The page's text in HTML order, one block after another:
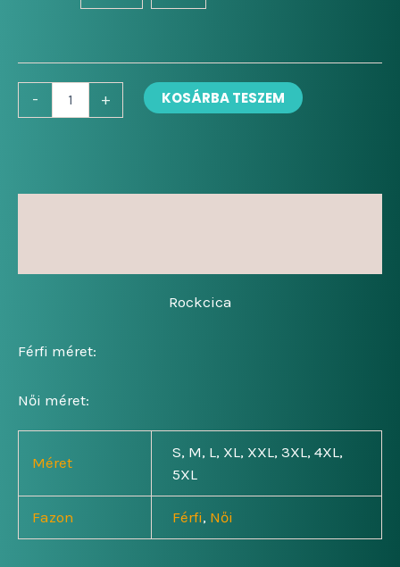
-
mennyiség
+ KOSÁRBA TESZEM
Rockcica
Férfi méret:
Női méret:
Méret
S, M, L, XL, XXL, 3XL, 4XL,
5XL
Fazon Férfi, Női